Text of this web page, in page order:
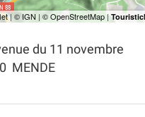
du 11 novembre
MENDE